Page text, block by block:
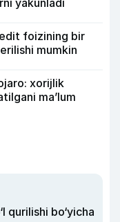
foizining bir
mumkin
xorijlik
ma’lum
qurilishi bo‘yicha